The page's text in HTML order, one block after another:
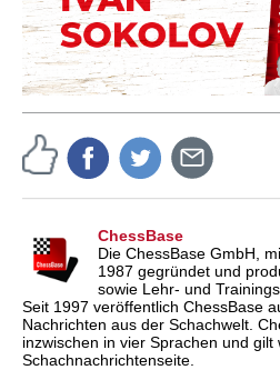
ChessBase
Die ChessBase GmbH,
1987 gegründet und
sowie Lehr- und
Seit 1997 veröffentlich ChessBase
Nachrichten aus der Schachwelt.
inzwischen in vier Sprachen und gilt
Schachnachrichtenseite.